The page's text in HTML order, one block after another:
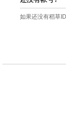
如果还没有稻草